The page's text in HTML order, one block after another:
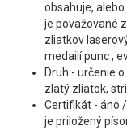
obsahuje,
je považované
zliatkov
medailí punc ,
Druh - určenie
zlatý zliatok,
Certifikát - áno
je priložený